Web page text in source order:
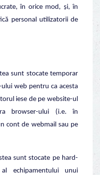
în orice mod, și, în
personal utilizatorii de
sunt stocate temporar
web pentru ca acesta
iese de pe website-ul
browser-ului (i.e. în
cont de webmail sau pe
sunt stocate pe hard-
echipamentului unui